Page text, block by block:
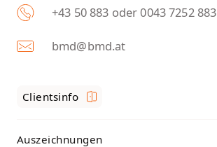
+43 50 883 oder 0043 7252 883
bmd@bmd.at
Clientsinfo
Auszeichnungen